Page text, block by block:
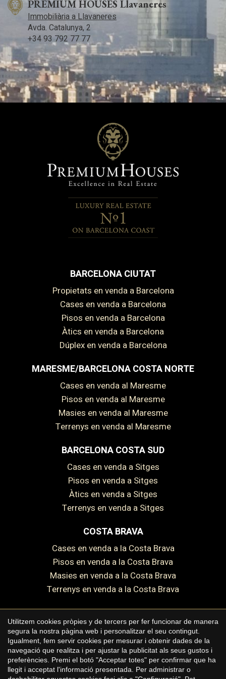
PREMIUM HOUSES Llavaneres
Immobiliària a Llavaneres
Avda. Catalunya, 2
+34 93 792 77 77
BARCELONA CIUTAT
Propietats en venda a Barcelona
Cases en venda a Barcelona
Pisos en venda a Barcelona
Àtics en venda a Barcelona
Dúplex en venda a Barcelona
MARESME/BARCELONA COSTA NORTE
Cases en venda al Maresme
Pisos en venda al Maresme
Masies en venda al Maresme
Terrenys en venda al Maresme
BARCELONA COSTA SUD
Cases en venda a Sitges
Pisos en venda a Sitges
Àtics en venda a Sitges
Terrenys en venda a Sitges
COSTA BRAVA
Cases en venda a la Costa Brava
Pisos en venda a la Costa Brava
Masies en venda a la Costa Brava
Terrenys en venda a la Costa Brava
Copyright © 2026 Premium Houses
Avís legal
Política de privacitat
Utilitzem cookies pròpies y de tercers per fer funcionar de manera
segura la nostra pàgina web i personalitzar el seu contingut.
Igualment, fem servir cookies per mesurar i obtenir dades de la
navegació que realitza i per ajustar la publicitat als seus gustos i
preferències. Premi el botó "Acceptar totes" per confirmar que ha
llegit i acceptat l'informació presentada. Per administrar o
Guardar configuració Acceptar totes